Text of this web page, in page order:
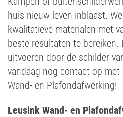
huis nieuw leven inblaast.
kwalitatieve materialen met
beste resultaten te
uitvoeren door de schilder
vandaag nog contact op
Wand- en Plafondafwerking!
Leusink Wand- en